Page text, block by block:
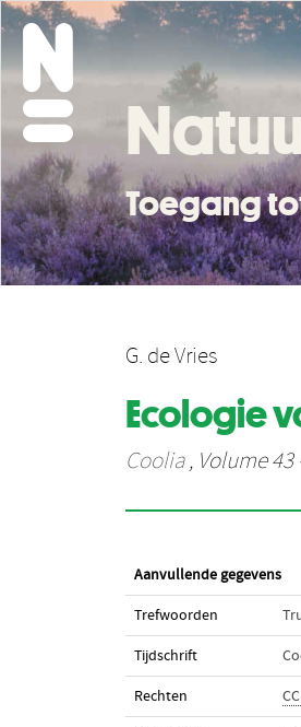
Toegang
G. de Vries
Ecologie
Coolia, Volume 43
Aanvullende gegevens
Trefwoorden
Tijdschrift
Rechten